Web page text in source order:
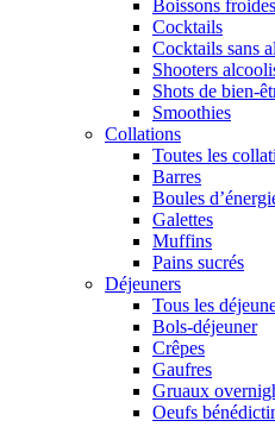
Boissons froides
Cocktails
Cocktails sans
Shooters
Shots de bien-
Smoothies
Collations
Toutes les
Barres
Boules
Galettes
Muffins
Pains sucrés
Déjeuners
Tous les
Bols-déjeuner
Crêpes
Gaufres
Gruaux
Oeufs